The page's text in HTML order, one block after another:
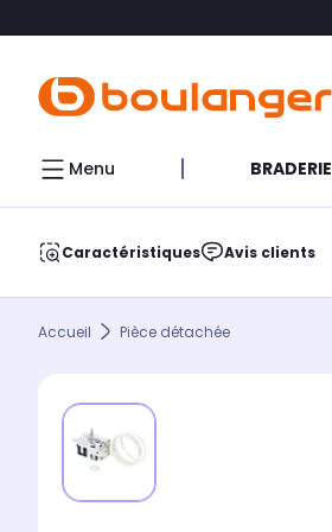
Menu BRADERIE
Caractéristiques Avis clients
Accueil Pièce détachée